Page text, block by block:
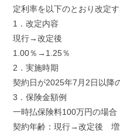
定利率を以下のとおり改定す
1．改定内容
現行→改定後
1.00％→1.25％
2．実施時期
契約日が2025年7月2日以降
3．保険金額例
一時払保険料100万円の場合
契約年齢：現行→改定後 増